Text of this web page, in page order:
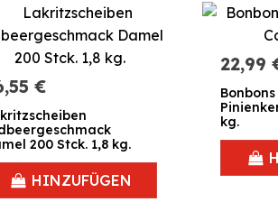
€
200 Stck. 1,8 kg.
HINZUFÜGEN
22,99
kg.